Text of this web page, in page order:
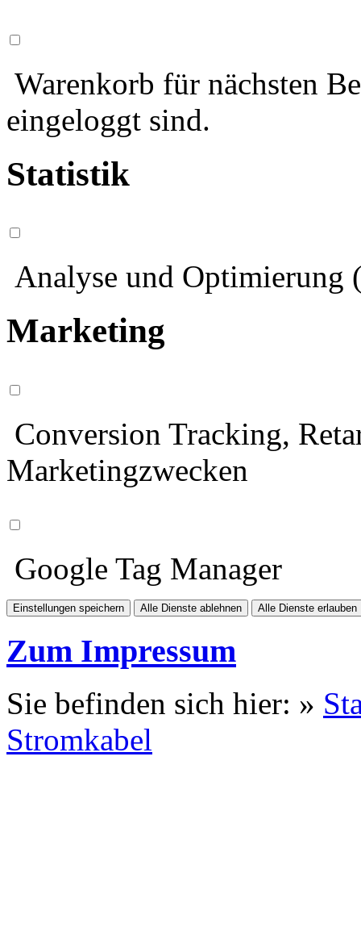
Warenkorb für nächsten
eingeloggt sind.
Statistik
Analyse und Optimierung
Marketing
Conversion Tracking,
Marketingzwecken
Google Tag Manager
Einstellungen speichern Alle Dienste ablehnen Alle Dienste erlauben
Zum Impressum
Sie befinden sich hier: »
Stromkabel